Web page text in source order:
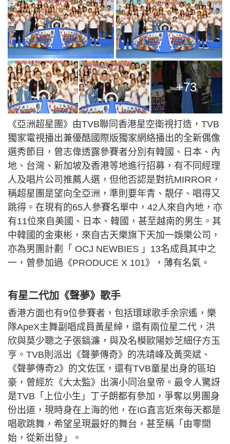
+73
《亞洲超星團》由TVB聯同香港星空衛視打造，TVB
獨家電視播出兼優酷國際版獨家網絡播出的全新偶像
選秀節目，曾志偉透露參賽者分別有韓國、日本、內
地、台灣、新加坡及香港等地進行招募，有不同經理
人及唱片公司推薦人選，但他否認是對抗MIRROR，
稱超星團是望向全亞洲，準則要年青、靚仔、唱得又
跳得。在現有的65人參賽名單中，42人來自內地，亦
有11位來自美國、日本、韓國，甚至越南的男生。其
中韓國的金東彬，來自古天樂旗下天加一娛樂公司，
亦為男團計劃「 OCJ NEWBIES 」13名成員其中之
一，曾參加過《PRODUCE X 101》，薄有名氣。
有星二代加《聲夢》歌手
香港方面也有9位參賽者，包括環球歌手余宗遙，樂
隊ApeX主舞副唱成員黃星綽，還有兩位星二代，洪
欣與莫少聰之子張鎬濂，與及名模歐陽妙芝細仔方玉
亨。TVB則派出《聲夢傳奇》的冼靖峰及黃奕斌、
《聲夢傳奇2》的文佐匡，還有TVB童星出身的區珀
豪，曾經於《大太監》出演小同治皇帝。最令人驚訝
是TVB「上位小生」丁子朗都有參加，爭奪以男團身
份出道，現時身在上海的他，在IG直言近來每天都是
唱歌跳舞，希望呈現最好的舞台，甚至稱「由零開
始，從新出發」。